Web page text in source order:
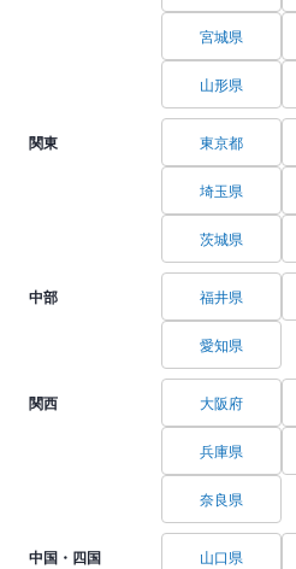
宮城県
山形県
関東 東京都
埼玉県
茨城県
中部 福井県
愛知県
関西 大阪府
兵庫県
奈良県
中国・四国 山口県